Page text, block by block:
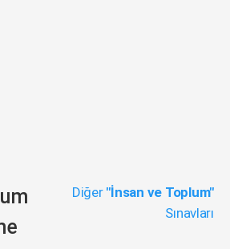
Diğer "İnsan ve Toplum"
Sınavları